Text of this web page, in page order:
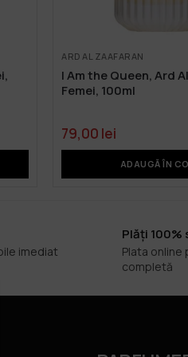
ARD AL ZAAFARAN
I Am the Queen, Ard
Femei, 100ml
79,00 lei
ADAUGĂ ÎN
imediat
Plăți
Plata online
completă